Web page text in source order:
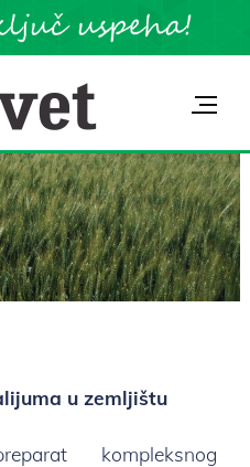
u zemljištu
kompleksnog